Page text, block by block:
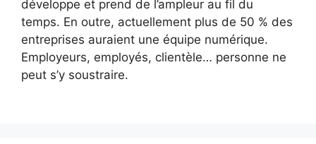
développe et prend de l’ampleur au fil du
temps. En outre, actuellement plus de 50 % des
entreprises auraient une équipe numérique.
Employeurs, employés, clientèle… personne ne
peut s’y soustraire.